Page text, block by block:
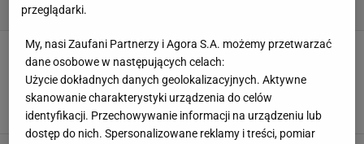
Nie spodziewałam się wiele, a używam non
stop. Słuchawki bezprzewodowe z Sinsay za
39,99 zł
RTV SŁUCHAWKI
SŁUCHAWKI BEZPRZEWODOWE
SŁUCHAWKI BLUETOOTH
przeglądarki.
My, nasi Zaufani Partnerzy i Agora S.A. możemy przetwarzać
dane osobowe w następujących celach:
Użycie dokładnych danych geolokalizacyjnych. Aktywne
skanowanie charakterystyki urządzenia do celów
identyfikacji. Przechowywanie informacji na urządzeniu lub
dostęp do nich. Spersonalizowane reklamy i treści, pomiar